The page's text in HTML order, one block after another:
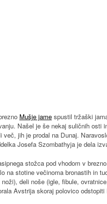
Mušje jame spustil tržaški
Našel je še nekaj suličnih osti
jih je prodal na Dunaj.
Josefa Szombathyja je dela
stožca pod vhodom v
na stotine večinoma bronastih in
deli noše (igle, fibule,
Avstrija skoraj polovico odstopiti